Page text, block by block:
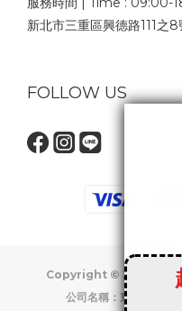
新北市三重區興德路111之
FOLLOW US
Copyright © 2023
公司名稱：東來服飾開